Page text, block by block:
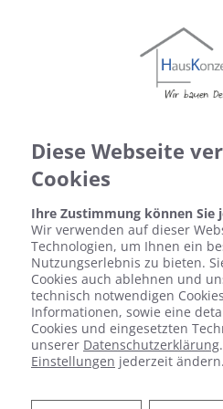
Datenschutzerklärung
Wir bedanken uns für Ihren
besonders wichtig. Wir
Diese Webseite
Cookies
Ihre Zustimmung können Sie
Wir verwenden auf dieser
Technologien, um Ihnen ein
Nutzungserlebnis zu bieten.
Cookies auch ablehnen und
technisch notwendigen
Informationen, sowie eine
Cookies und eingesetzten
unserer Datenschutzerklärung
Einstellungen jederzeit ändern.